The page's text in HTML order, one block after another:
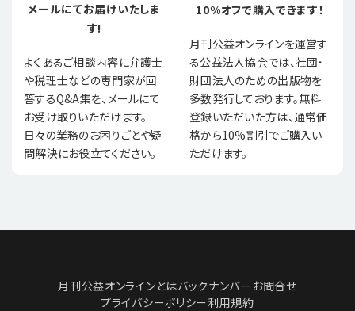
メールにてお届けいたしま
す!
よくあるご相談内容に弁護士
や税理士などの専門家が回
答するQ&A集を、メールにて
お受け取りいただけます。
日々の業務のお困りごとや疑
問解決にお役立てください。
10%オフで購入できます！
月刊公益オンラインを運営す
る公益法人協会では、社団・
財団法人のための出版物を
多数発行しております。無料
登録いただいた方は、通常価
格から10%割引でご購入い
ただけます。
月刊公益オンラインとはバックナンバー お問合せ
プライバシーポリシー利用規約